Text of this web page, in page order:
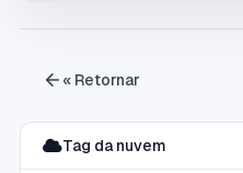
« Retornar
Tag da nuvem